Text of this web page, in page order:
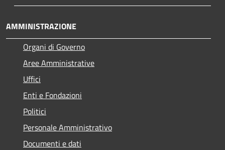
AMMINISTRAZIONE
Organi di Governo
Aree Amministrative
Uffici
Enti e Fondazioni
Politici
Personale Amministrativo
Documenti e dati